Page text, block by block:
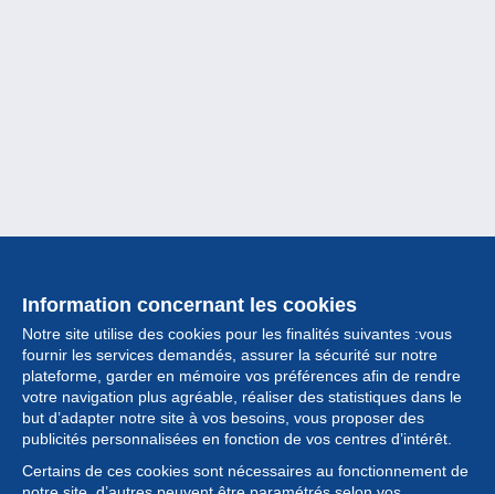
Information concernant les cookies
Notre site utilise des cookies pour les finalités suivantes :vous
fournir les services demandés, assurer la sécurité sur notre
plateforme, garder en mémoire vos préférences afin de rendre
votre navigation plus agréable, réaliser des statistiques dans le
but d’adapter notre site à vos besoins, vous proposer des
publicités personnalisées en fonction de vos centres d’intérêt.
Certains de ces cookies sont nécessaires au fonctionnement de
Collection
Actualités